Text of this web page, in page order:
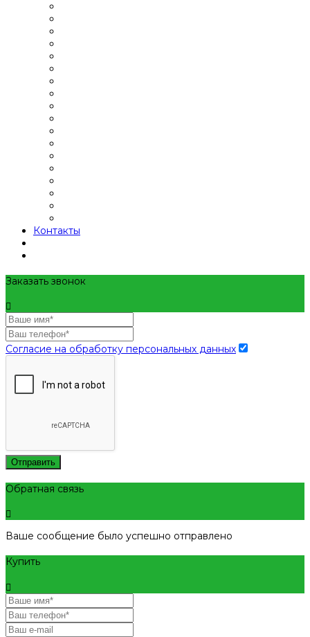
Контакты
Заказать звонок
Согласие на обработку персональных данных
Отправить
Обратная связь
Ваше сообщение было успешно отправлено
Купить